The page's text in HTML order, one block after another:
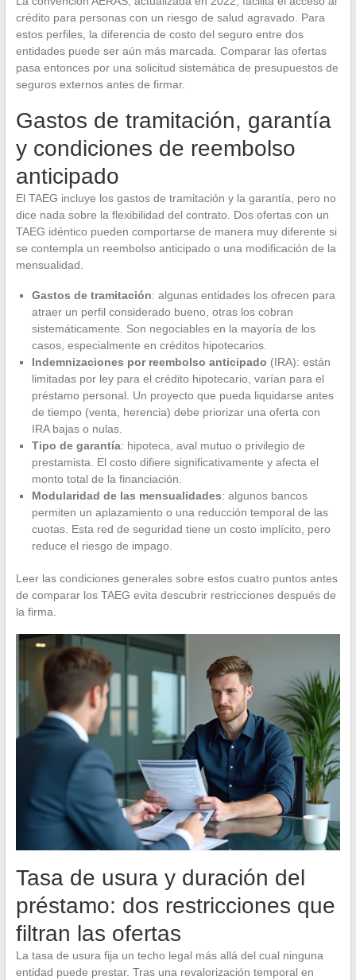
crédito para personas con un riesgo de salud agravado. Para
estos perfiles, la diferencia de costo del seguro entre dos
entidades puede ser aún más marcada. Comparar las ofertas
pasa entonces por una solicitud sistemática de presupuestos de
seguros externos antes de firmar.
Gastos de tramitación, garantía
y condiciones de reembolso
anticipado
El TAEG incluye los gastos de tramitación y la garantía, pero no
dice nada sobre la flexibilidad del contrato. Dos ofertas con un
TAEG idéntico pueden comportarse de manera muy diferente si
se contempla un reembolso anticipado o una modificación de la
mensualidad.
Gastos de tramitación: algunas entidades los ofrecen para
atraer un perfil considerado bueno, otras los cobran
sistemáticamente. Son negociables en la mayoría de los
casos, especialmente en créditos hipotecarios.
Indemnizaciones por reembolso anticipado (IRA): están
limitadas por ley para el crédito hipotecario, varían para el
préstamo personal. Un proyecto que pueda liquidarse antes
de tiempo (venta, herencia) debe priorizar una oferta con
IRA bajas o nulas.
Tipo de garantía: hipoteca, aval mutuo o privilegio de
prestamista. El costo difiere significativamente y afecta el
monto total de la financiación.
Modularidad de las mensualidades: algunos bancos
permiten un aplazamiento o una reducción temporal de las
cuotas. Esta red de seguridad tiene un costo implícito, pero
reduce el riesgo de impago.
Leer las condiciones generales sobre estos cuatro puntos antes
de comparar los TAEG evita descubrir restricciones después de
la firma.
Tasa de usura y duración del
préstamo: dos restricciones que
filtran las ofertas
La tasa de usura fija un techo legal más allá del cual ninguna
entidad puede prestar. Tras una revalorización temporal en